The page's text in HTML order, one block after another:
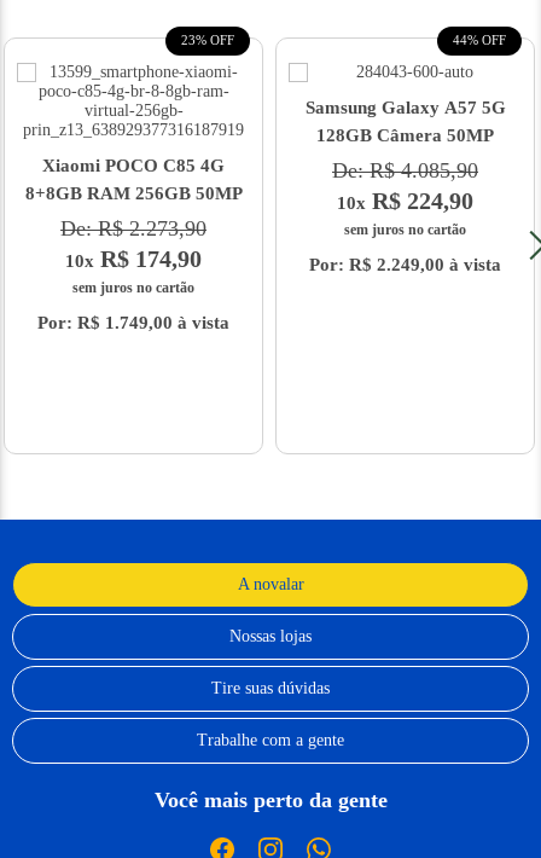
23% OFF
Xiaomi POCO C85 4G
8+8GB RAM 256GB 50MP
De: R$ 2.273,90
10x R$ 174,90
sem juros no cartão
Por: R$ 1.749,00 à vista
44% OFF
Samsung Galaxy A57 5G
128GB Câmera 50MP
De: R$ 4.085,90
10x R$ 224,90
sem juros no cartão
Por: R$ 2.249,00 à vista
A novalar
Nossas lojas
Tire suas dúvidas
Trabalhe com a gente
Você mais perto da gente